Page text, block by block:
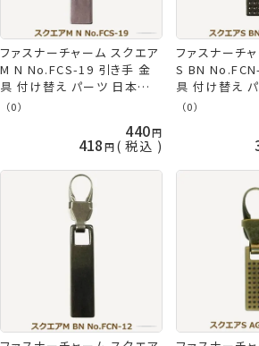
ファスナーチャーム スクエア
M N No.FCS-19 引き手 金
具 付け替え パーツ 日本製
ネコポス可 ミササ 手芸の山
（0）
440
418 税込
ファスナーチ
S BN
具 付け替え
ネコポス可 ミ
（0）